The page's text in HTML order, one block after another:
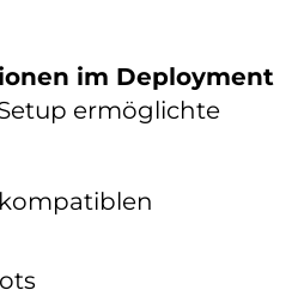
im Deployment
ermöglichte